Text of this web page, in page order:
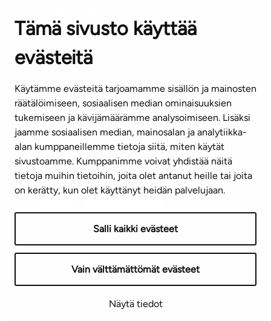
Tämä sivusto käyttää
evästeitä
Käytämme evästeitä tarjoamamme sisällön ja mainosten
räätälöimiseen, sosiaalisen median ominaisuuksien
tukemiseen ja kävijämäärämme analysoimiseen. Lisäksi
jaamme sosiaalisen median, mainosalan ja analytiikka-
alan kumppaneillemme tietoja siitä, miten käytät
sivustoamme. Kumppanimme voivat yhdistää näitä
tietoja muihin tietoihin, joita olet antanut heille tai joita
on kerätty, kun olet käyttänyt heidän palvelujaan.
Salli kaikki evästeet
Vain välttämättömät evästeet
Näytä tiedot
Kontaktinformation
KUNDSERVICE
(vardagar kl. 8–16)
info@ta.fi
Nyhetsbrev (på finska)